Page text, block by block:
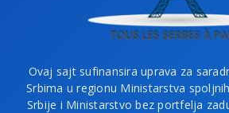
Ovaj sajt sufinansira uprava za
Srbima u regionu Ministarstva
Srbije i Ministarstvo bez portfelja